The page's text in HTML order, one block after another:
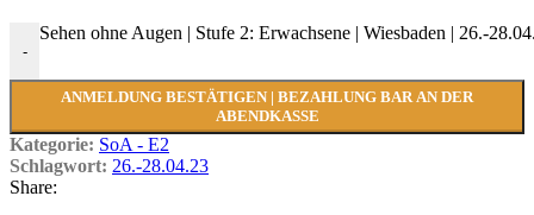
-
Sehen ohne Augen | Stufe 2: Erwachsene | Wiesbaden | 26.-
ANMELDUNG BESTÄTIGEN | BEZAHLUNG BAR AN DER
ABENDKASSE
Kategorie: SoA - E2
Schlagwort: 26.-28.04.23
Share: